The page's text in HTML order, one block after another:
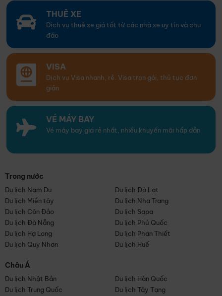
THUÊ XE
Dịch vụ thuê xe giá tốt từ các nhà xe uy tín và chu
đáo
VISA
Dịch vụ Visa nhanh, rẻ. Visa trọn gói, thủ tục đơn
giản
VÉ MÁY BAY
Vé máy bay giá rẻ nhất, nhiều khuyến mãi hấp dẫn
Trong nước
Du lịch Nam Du
Du lịch Đà Lạt
Du lịch Miền tây
Du lịch Nha Trang
Du lịch Côn Đảo
Du lịch Sapa
Du lịch Đà Nẵng
Du lịch Phú Quốc
Du lịch Hạ Long
Du lịch Phan Thiết
Du lịch Quy Nhơn
Du lịch Huế
Châu Á
Du lịch Nhật Bản
Du lịch Hàn Quốc
Du lịch Trung Quốc
Du lịch Tây Tạng